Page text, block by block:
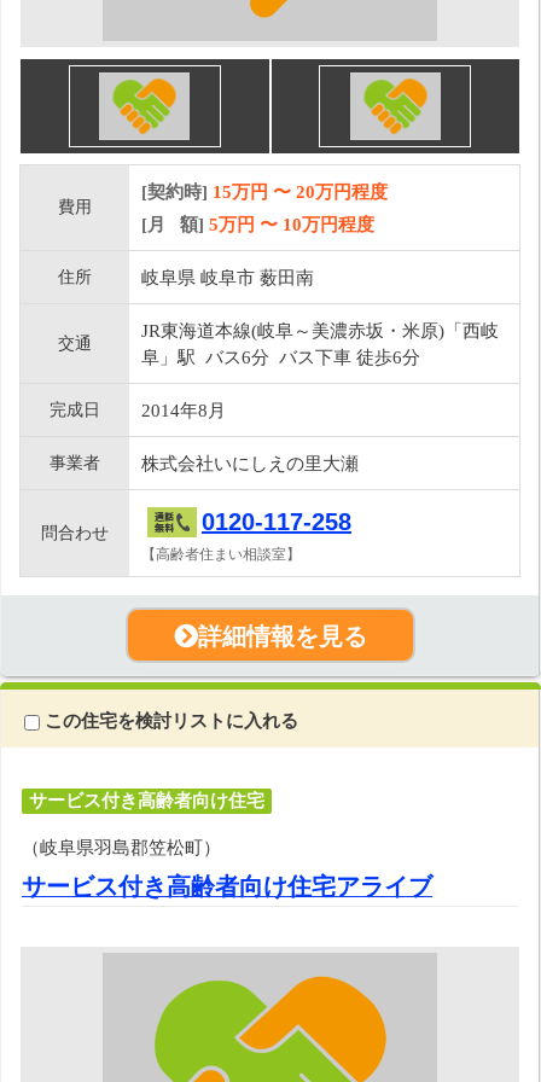
費用
[契約時] 15万円 〜 20万円程度
[月 額] 5万円 〜 10万円程度
住所 岐阜県 岐阜市 薮田南
交通
JR東海道本線(岐阜～美濃赤坂・米原)「西岐
阜」駅 バス6分 バス下車 徒歩6分
完成日 2014年8月
事業者 株式会社いにしえの里大瀬
問合わせ 0120-117-258
【高齢者住まい相談室】
詳細情報を見る
この住宅を検討リストに入れる
サービス付き高齢者向け住宅
（岐阜県羽島郡笠松町）
サービス付き高齢者向け住宅アライブ